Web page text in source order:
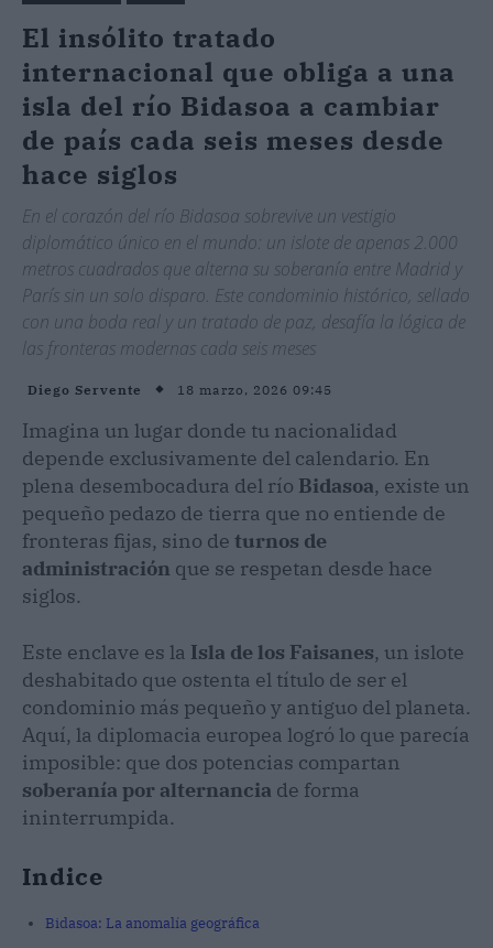
El insólito tratado
internacional que obliga a una
isla del río Bidasoa a cambiar
de país cada seis meses desde
hace siglos
En el corazón del río Bidasoa sobrevive un vestigio
diplomático único en el mundo: un islote de apenas 2.000
metros cuadrados que alterna su soberanía entre Madrid y
París sin un solo disparo. Este condominio histórico, sellado
con una boda real y un tratado de paz, desafía la lógica de
las fronteras modernas cada seis meses
Diego Servente 18 marzo, 2026 09:45
Imagina un lugar donde tu nacionalidad
depende exclusivamente del calendario. En
plena desembocadura del río Bidasoa, existe un
pequeño pedazo de tierra que no entiende de
fronteras fijas, sino de turnos de
administración que se respetan desde hace
siglos.
Este enclave es la Isla de los Faisanes, un islote
deshabitado que ostenta el título de ser el
condominio más pequeño y antiguo del planeta.
Aquí, la diplomacia europea logró lo que parecía
imposible: que dos potencias compartan
soberanía por alternancia de forma
ininterrumpida.
Indice
Bidasoa: La anomalía geográfica